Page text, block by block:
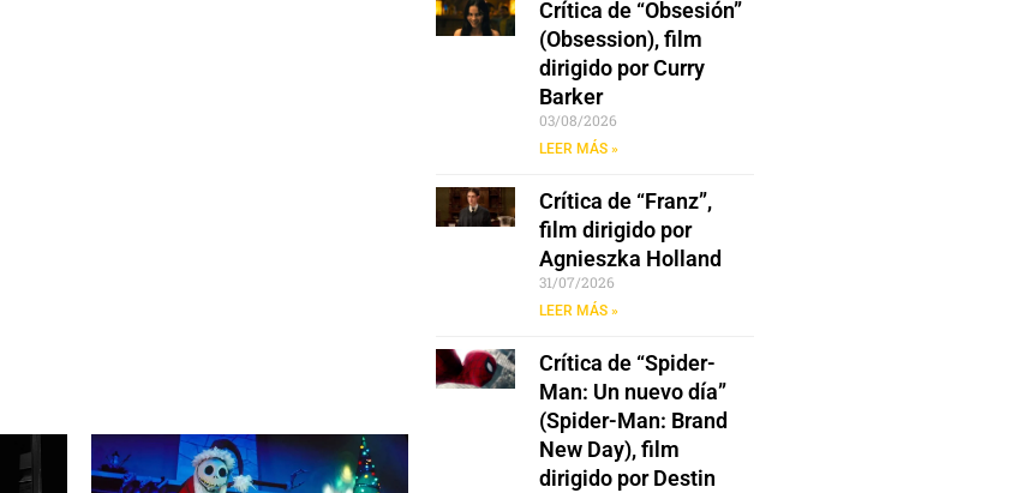
Crítica de “Obsesión”
(Obsession), film
dirigido por Curry
Barker
03/08/2026
LEER MÁS »
Crítica de “Franz”,
film dirigido por
Agnieszka Holland
31/07/2026
LEER MÁS »
Crítica de “Spider-
Man: Un nuevo día”
(Spider-Man: Brand
New Day), film
dirigido por Destin